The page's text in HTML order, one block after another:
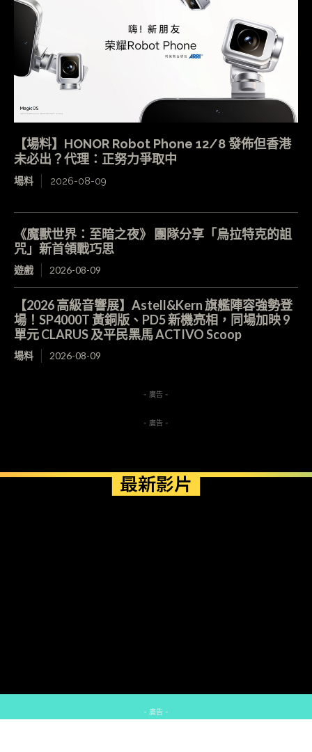
【場料】HONOR Robot Phone 12/8 發佈但香港
未必出？代理：正努力爭取中
場料 2026-08-09
《魔獸世界：至暗之夜》 團隊分享「烏拉特克的詛
咒」新首領戰巧思
遊戲 2026-08-09
【2026 高級音響展】Astell&Kern 旗艦陣容強勢登
場！SP4000T 黃銅版、PD5 新機亮相，同場加映 9
單元 CLARUS 及平民黑馬 ACTIVO Scoop
場料 2026-08-09
- 廣告 -
- 廣告 -
最新影片
- 廣告 -